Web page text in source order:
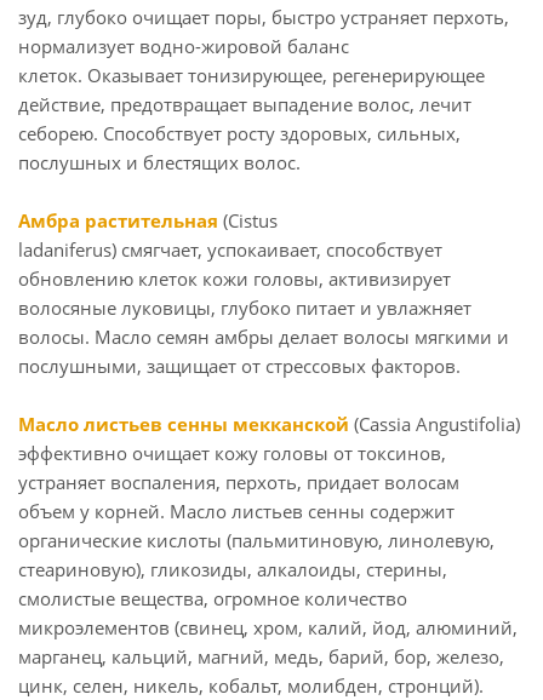
зуд, глубоко очищает поры, быстро устраняет перхоть,
нормализует водно-жировой баланс
клеток. Оказывает тонизирующее, регенерирующее
действие, предотвращает выпадение волос, лечит
себорею. Способствует росту здоровых, сильных,
послушных и блестящих волос.
Амбра растительная (Cistus
ladaniferus) смягчает, успокаивает, способствует
обновлению клеток кожи головы, активизирует
волосяные луковицы, глубоко питает и увлажняет
волосы. Масло семян амбры делает волосы мягкими и
послушными, защищает от стрессовых факторов.
Масло листьев сенны мекканской (Cassia Angustifolia)
эффективно очищает кожу головы от токсинов,
устраняет воспаления, перхоть, придает волосам
объем у корней. Масло листьев сенны содержит
органические кислоты (пальмитиновую, линолевую,
стеариновую), гликозиды, алкалоиды, стерины,
смолистые вещества, огромное количество
микроэлементов (свинец, хром, калий, йод, алюминий,
марганец, кальций, магний, медь, барий, бор, железо,
цинк, селен, никель, кобальт, молибден, стронций).